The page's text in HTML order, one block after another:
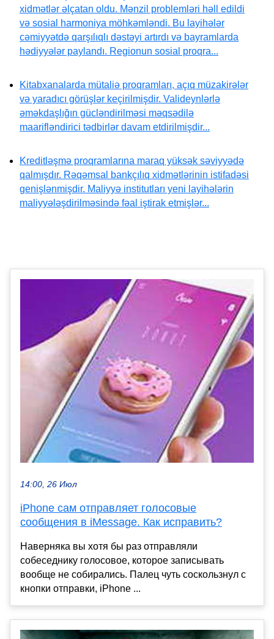
xidmətlər əlçatan oldu. Mənzil problemləri həll edildi
və sosial harmoniya möhkəmləndi. Bu layihələr
cəmiyyətdə qarşılıqlı dəstəyi artırdı və bayramlarda
hədiyyələr paylandı. Regionun sosial proqra...
Kitabxanalarda mütaliə proqramları, açıq müzakirələr
və yaradıcı görüşlər keçirilmişdir. Valideynlərlə
əməkdaşlığın gücləndirilməsi məqsədilə
maarifləndirici tədbirlər davam etdirilmişdir...
Kreditləşmə proqramlarına maraq yüksək səviyyədə
qalmışdır. Rəqəmsal bankçılıq xidmətlərinin istifadəsi
genişlənmişdir. Maliyyə institutları yeni layihələrin
maliyyələşdirilməsində fəal iştirak etmişlər...
14:00, 26 Июл
iPhone сам отправляет голосовые
сообщения в iMessage. Как исправить?
Наверняка вы хотя бы раз отправляли
собеседнику голосовое, которое записывать
вообще не собирались. Палец чуть соскользнул с
кнопки отправки, iPhone ...